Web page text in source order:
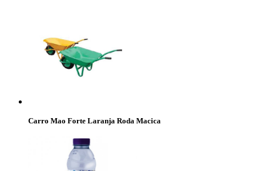
Carro Mao Forte Laranja Roda Macica